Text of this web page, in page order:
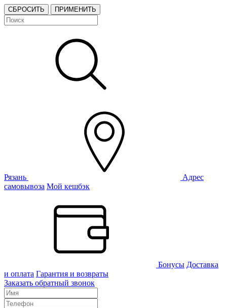
СБРОСИТЬ ПРИМЕНИТЬ
Рязань
Адрес
самовывоза Мой кешбэк
Бонусы Доставка
и оплата Гарантия и возвраты
Заказать обратный звонок